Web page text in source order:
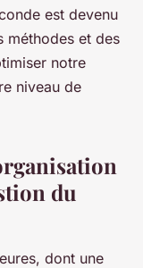
est devenu
méthodes et des
notre
niveau de
du
dont une